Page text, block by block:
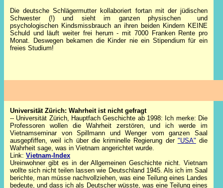
Die deutsche Schlägermutter kollaboriert fortan mit der jüdischen
Schwester (!) und sieht im ganzen physischen und
psychologischen Kindsmissbrauch an ihren beiden Kindern KEINE
Schuld und läuft weiter frei herum - mit 7000 Franken Rente pro
Monat. Deswegen bekamen die Kinder nie ein Stipendium für ein
freies Studium!
Universität Zürich: Wahrheit ist nicht gefragt
-- Universität Zürich, Hauptfach Geschichte ab 1998: Ich merke: Die
Professoren wollen die Wahrheit zerstören, und ich werde im
Vietnamseminar von Spillmann und Wenger vom ganzen Saal
ausgepfiffen, weil ich über die kriminelle Regierung der "USA" die
Wahrheit sage, was in Vietnam angerichtet wurde.
Link: Vietnam-Index
Ureinwohner gibt es in der Allgemeinen Geschichte nicht. Vietnam
wollte sich nicht teilen lassen wie Deutschland 1945. Als ich im Saal
berichte, man müsse nachvollziehen, was eine Teilung eines Landes
bedeute, und dass ich als Deutscher wüsste, was eine Teilung eines